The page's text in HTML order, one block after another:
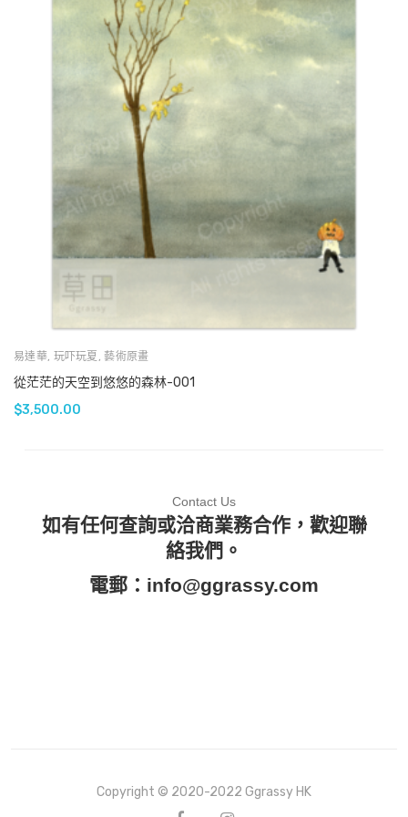
易達華, 玩吓玩夏 藝術原畫
從茫茫的天空到悠悠的森林-001
$3,500.00
Contact Us
如有任何查詢或洽商業務合作，歡迎聯
絡我們。
電郵： info@ggrassy.com
Copyright © 2020-2022 Ggrassy HK